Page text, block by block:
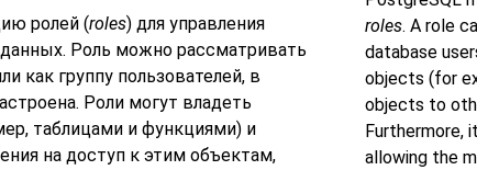
ролей (roles) для управления
Роль можно рассматривать
как группу пользователей, в
Роли могут владеть
таблицами и функциями) и
на доступ к этим объектам,
roles. A role
database
objects (for
objects to
Furthermore,
allowing the